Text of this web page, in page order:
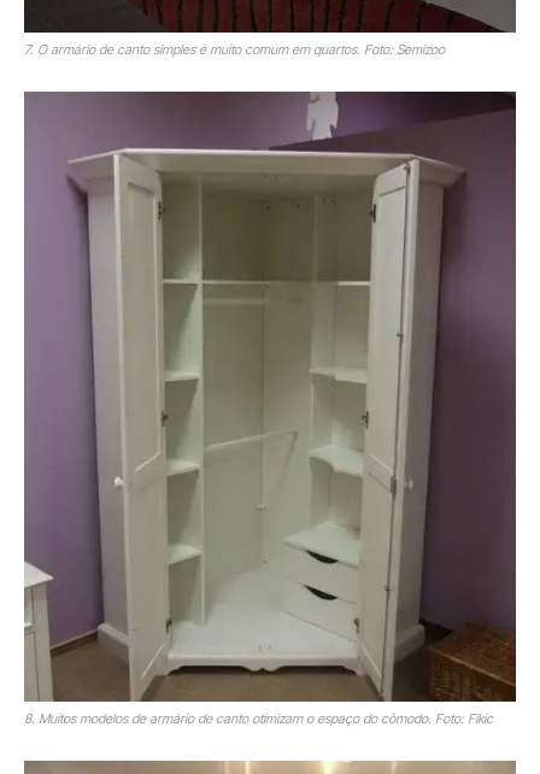
7. O armário de canto simples é muito comum em quartos. Foto: Semizoo
8. Muitos modelos de armário de canto otimizam o espaço do cômodo. Foto: Fikic